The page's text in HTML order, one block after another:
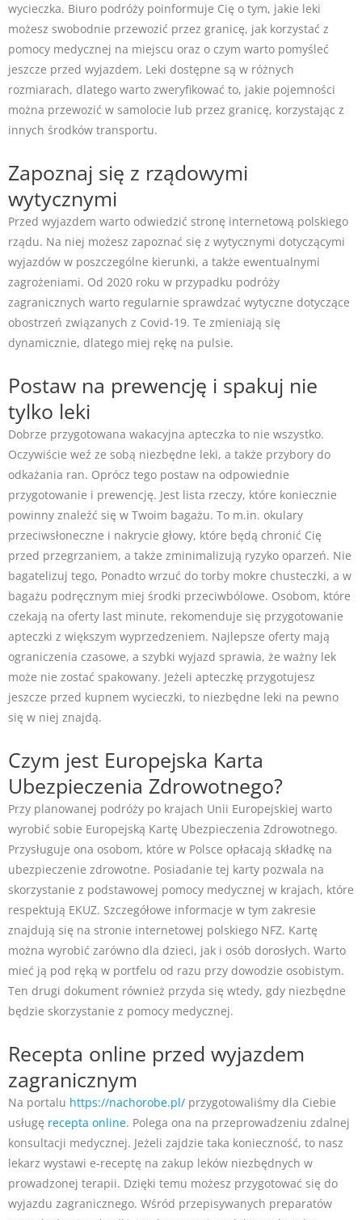
wycieczka. Biuro podróży poinformuje Cię o tym, jakie leki
możesz swobodnie przewozić przez granicę, jak korzystać z
pomocy medycznej na miejscu oraz o czym warto pomyśleć
jeszcze przed wyjazdem. Leki dostępne są w różnych
rozmiarach, dlatego warto zweryfikować to, jakie pojemności
można przewozić w samolocie lub przez granicę, korzystając z
innych środków transportu.
Zapoznaj się z rządowymi
wytycznymi
Przed wyjazdem warto odwiedzić stronę internetową polskiego
rządu. Na niej możesz zapoznać się z wytycznymi dotyczącymi
wyjazdów w poszczególne kierunki, a także ewentualnymi
zagrożeniami. Od 2020 roku w przypadku podróży
zagranicznych warto regularnie sprawdzać wytyczne dotyczące
obostrzeń związanych z Covid-19. Te zmieniają się
dynamicznie, dlatego miej rękę na pulsie.
Postaw na prewencję i spakuj nie
tylko leki
Dobrze przygotowana wakacyjna apteczka to nie wszystko.
Oczywiście weź ze sobą niezbędne leki, a także przybory do
odkażania ran. Oprócz tego postaw na odpowiednie
przygotowanie i prewencję. Jest lista rzeczy, które koniecznie
powinny znaleźć się w Twoim bagażu. To m.in. okulary
przeciwsłoneczne i nakrycie głowy, które będą chronić Cię
przed przegrzaniem, a także zminimalizują ryzyko oparzeń. Nie
bagatelizuj tego, Ponadto wrzuć do torby mokre chusteczki, a w
bagażu podręcznym miej środki przeciwbólowe. Osobom, które
czekają na oferty last minute, rekomenduje się przygotowanie
apteczki z większym wyprzedzeniem. Najlepsze oferty mają
ograniczenia czasowe, a szybki wyjazd sprawia, że ważny lek
może nie zostać spakowany. Jeżeli apteczkę przygotujesz
jeszcze przed kupnem wycieczki, to niezbędne leki na pewno
się w niej znajdą.
Czym jest Europejska Karta
Ubezpieczenia Zdrowotnego?
Przy planowanej podróży po krajach Unii Europejskiej warto
wyrobić sobie Europejską Kartę Ubezpieczenia Zdrowotnego.
Przysługuje ona osobom, które w Polsce opłacają składkę na
ubezpieczenie zdrowotne. Posiadanie tej karty pozwala na
skorzystanie z podstawowej pomocy medycznej w krajach, które
respektują EKUZ. Szczegółowe informacje w tym zakresie
znajdują się na stronie internetowej polskiego NFZ. Kartę
można wyrobić zarówno dla dzieci, jak i osób dorosłych. Warto
mieć ją pod ręką w portfelu od razu przy dowodzie osobistym.
Ten drugi dokument również przyda się wtedy, gdy niezbędne
będzie skorzystanie z pomocy medycznej.
Recepta online przed wyjazdem
zagranicznym
Na portalu https://nachorobe.pl/ przygotowaliśmy dla Ciebie
usługę recepta online. Polega ona na przeprowadzeniu zdalnej
konsultacji medycznej. Jeżeli zajdzie taka konieczność, to nasz
lekarz wystawi e-receptę na zakup leków niezbędnych w
prowadzonej terapii. Dzięki temu możesz przygotować się do
wyjazdu zagranicznego. Wśród przepisywanych preparatów